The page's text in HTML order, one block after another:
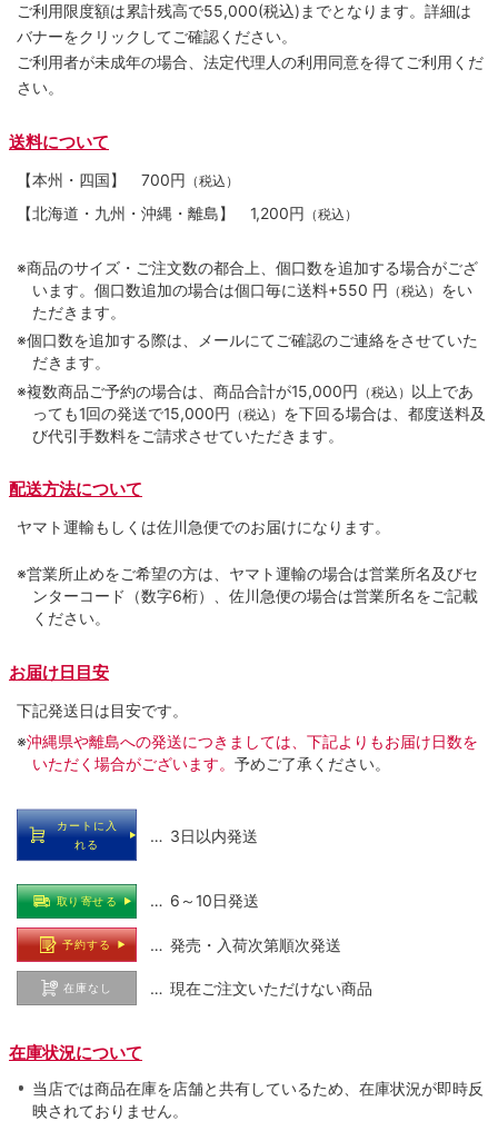
ご利用限度額は累計残高で55,000(税込)までとなります。詳細は
バナーをクリックしてご確認ください。
ご利用者が未成年の場合、法定代理人の利用同意を得てご利用くだ
さい。
送料について
【本州・四国】 700円 （税込）
【北海道・九州・沖縄・離島】 1,200円 （税込）
※商品のサイズ・ご注文数の都合上、個口数を追加する場合がござ
います。個口数追加の場合は個口毎に送料+550 円 （税込） をい
ただきます。
※個口数を追加する際は、メールにてご確認のご連絡をさせていた
だきます。
※複数商品ご予約の場合は、商品合計が15,000円 （税込） 以上であ
っても1回の発送で15,000円 （税込） を下回る場合は、都度送料及
び代引手数料をご請求させていただきます。
配送方法について
ヤマト運輸もしくは佐川急便でのお届けになります。
※営業所止めをご希望の方は、ヤマト運輸の場合は営業所名及びセ
ンターコード（数字6桁）、佐川急便の場合は営業所名をご記載
ください。
お届け日目安
下記発送日は目安です。
※沖縄県や離島への発送につきましては、下記よりもお届け日数を
いただく場合がございます。 予めご了承ください。
カートに入
れる
… 3日以内発送
取り寄せる … 6～10日発送
予約する … 発売・入荷次第順次発送
在庫なし … 現在ご注文いただけない商品
在庫状況について
当店では商品在庫を店舗と共有しているため、在庫状況が即時反
映されておりません。